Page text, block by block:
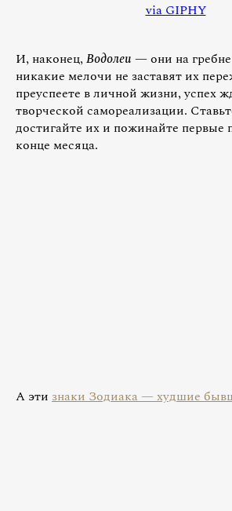
via GIPHY
И, наконец,Водолеи — они на
никакие мелочи не заставят их
преуспеете в личной жизни, успех
творческой самореализации.
достигайте их и пожинайте первые
конце месяца.
А эти знаки Зодиака — худшие